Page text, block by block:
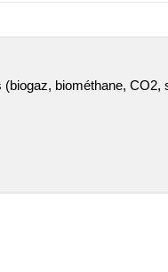
biométhane, CO2,